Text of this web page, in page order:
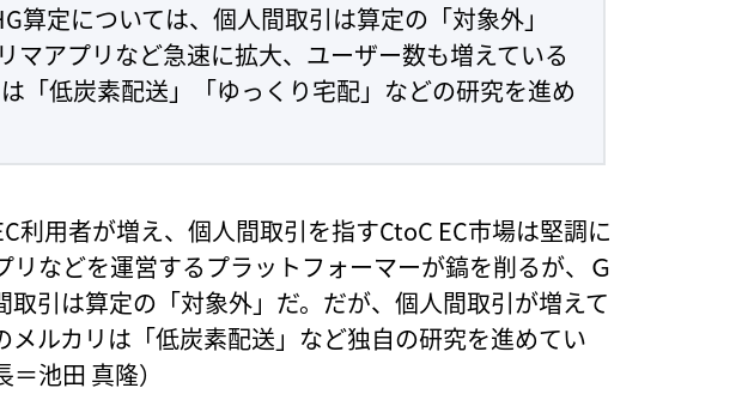
定については、個人間取引は算定の「対象外」
アプリなど急速に拡大、ユーザー数も増えている
低炭素配送」「ゆっくり宅配」などの研究を進め
利用者が増え、個人間取引を指すCtoC EC市場は堅調に
リなどを運営するプラットフォーマーが鎬を削るが、Ｇ
取引は算定の「対象外」だ。だが、個人間取引が増えて
メルカリは「低炭素配送」など独自の研究を進めてい
池田 真隆）